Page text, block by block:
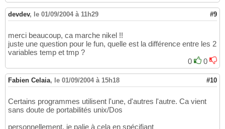
devdev, le 01/09/2004 à 11h29 #9
merci beaucoup, ca marche nikel !!
juste une question pour le fun, quelle est la différence entre les 2
variables temp et tmp ?
0
0
Fabien Celaia, le 01/09/2004 à 15h18 #10
Certains programmes utilisent l'une, d'autres l'autre. Ca vient
sans doute de portabilités unix/Dos
personnellement, je palie à cela en spécifiant